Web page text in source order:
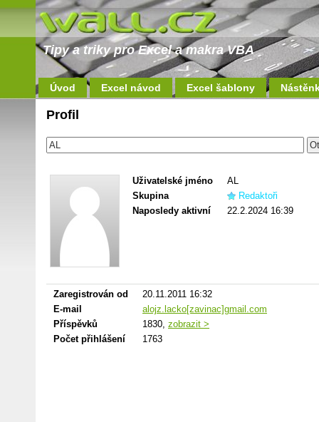
Tipy a triky pro Excel a makra VBA
Úvod Excel návod Excel šablony
Profil
Uživatelské jméno
AL
Skupina
Redaktoři
Naposledy aktivní
22.2.2024 16:39
Zaregistrován od
20.11.2011 16:32
E-mail
alojz.lacko[zavinac]gmail.com
Příspěvků
1830, zobrazit >
Počet přihlášení
1763